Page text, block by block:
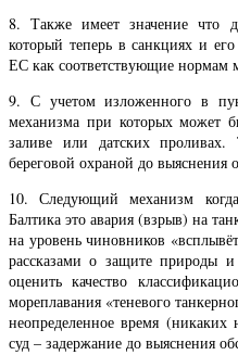
8. Также имеет значение что
который теперь в санкциях и
ЕС как соответствующие нормам
9. С учетом изложенного в
механизма при которых может
заливе или датских проливах.
береговой охраной до выяснения
10. Следующий механизм когда
Балтика это авария (взрыв) на
на уровень чиновников
рассказами о защите природы
оценить качество
мореплавания «теневого
неопределенное время
суд – задержание до выяснения